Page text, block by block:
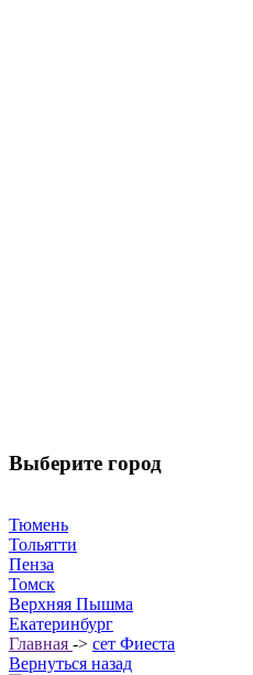
Выберите город
Тюмень
Тольятти
Пенза
Томск
Верхняя Пышма
Екатеринбург
Главная -> сет Фиеста
Вернуться назад